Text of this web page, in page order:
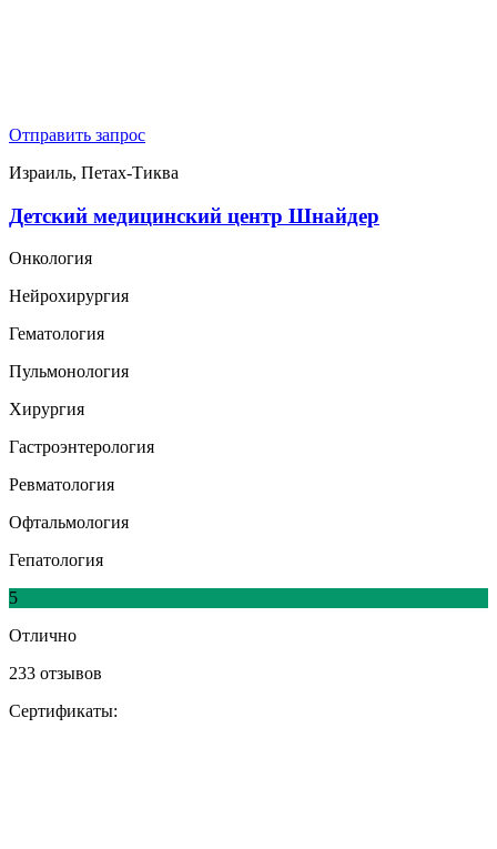
Отправить запрос
Израиль, Петах-Тиква
Детский медицинский центр Шнайдер
Онкология
Нейрохирургия
Гематология
Пульмонология
Хирургия
Гастроэнтерология
Ревматология
Офтальмология
Гепатология
5
Отлично
233 отзывов
Сертификаты: